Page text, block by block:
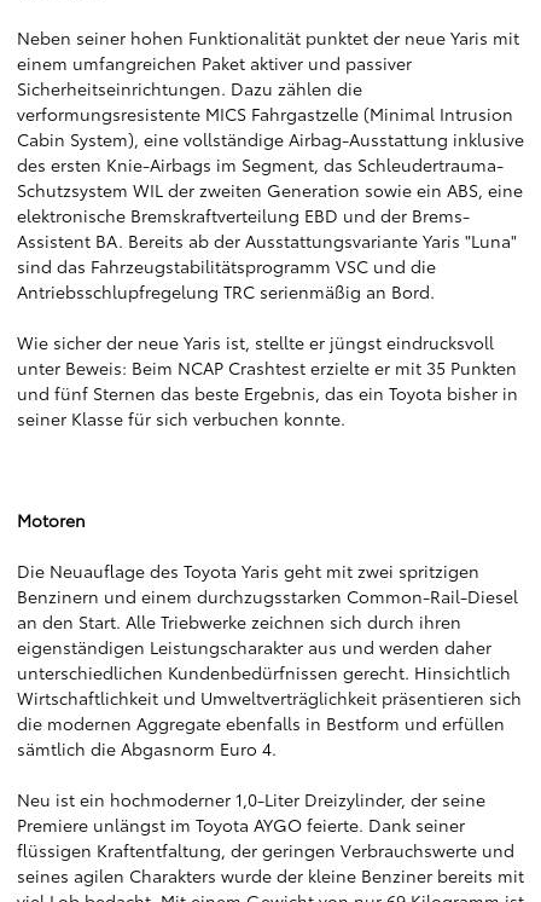
Neben seiner hohen Funktionalität punktet der neue Yaris mit
einem umfangreichen Paket aktiver und passiver
Sicherheitseinrichtungen. Dazu zählen die
verformungsresistente MICS Fahrgastzelle (Minimal Intrusion
Cabin System), eine vollständige Airbag-Ausstattung inklusive
des ersten Knie-Airbags im Segment, das Schleudertrauma-
Schutzsystem WIL der zweiten Generation sowie ein ABS, eine
elektronische Bremskraftverteilung EBD und der Brems-
Assistent BA. Bereits ab der Ausstattungsvariante Yaris "Luna"
sind das Fahrzeugstabilitätsprogramm VSC und die
Antriebsschlupfregelung TRC serienmäßig an Bord.
Wie sicher der neue Yaris ist, stellte er jüngst eindrucksvoll
unter Beweis: Beim NCAP Crashtest erzielte er mit 35 Punkten
und fünf Sternen das beste Ergebnis, das ein Toyota bisher in
seiner Klasse für sich verbuchen konnte.
Motoren
Die Neuauflage des Toyota Yaris geht mit zwei spritzigen
Benzinern und einem durchzugsstarken Common-Rail-Diesel
an den Start. Alle Triebwerke zeichnen sich durch ihren
eigenständigen Leistungscharakter aus und werden daher
unterschiedlichen Kundenbedürfnissen gerecht. Hinsichtlich
Wirtschaftlichkeit und Umweltverträglichkeit präsentieren sich
die modernen Aggregate ebenfalls in Bestform und erfüllen
sämtlich die Abgasnorm Euro 4.
Neu ist ein hochmoderner 1,0-Liter Dreizylinder, der seine
Premiere unlängst im Toyota AYGO feierte. Dank seiner
flüssigen Kraftentfaltung, der geringen Verbrauchswerte und
seines agilen Charakters wurde der kleine Benziner bereits mit